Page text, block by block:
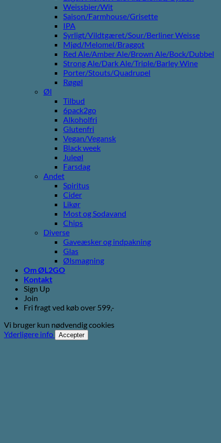
Weissbier/Wit
Saison/Farmhouse/Grisette
IPA
Syrligt/Vildtgæret/Sour/Berliner Weisse
Mjød/Melomel/Braggot
Red Ale/Amber Ale/Brown Ale/Bock/Dubbel
Strong Ale/Dark Ale/Triple/Barley Wine
Porter/Stouts/Quadrupel
Røgøl
Øl
Tilbud
6pack2go
Alkoholfri
Glutenfri
Vegan/Vegansk
Black week
Juleøl
Farsdag
Andet
Spiritus
Cider
Likør
Most og Sodavand
Chips
Diverse
Gaveæsker og indpakning
Glas
Ølsmagning
Om ØL2GO
Kontakt
Sign Up
Join
Fri fragt ved køb over 599,-
Vi bruger kun nødvendig cookies
Yderligere info
Accepter